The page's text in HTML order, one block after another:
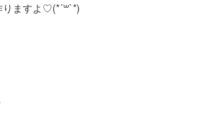
ますよ♡(*´꒳`*)